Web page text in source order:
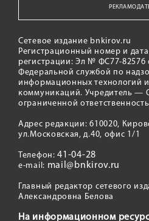
Сетевое издание bnkirov.ru
Регистрационный номер и
регистрации: Эл № ФС77-82576
Федеральной службой по
информационных технологий
коммуникаций. Учредитель —
ограниченной
Адрес редакции: 610020,
ул.Московская, д.40, офис 1/1
Телефон:41-04-28
e-mail: mail@bnkirov.ru
Главный редактор сетевого
Александровна Белова
На информационном